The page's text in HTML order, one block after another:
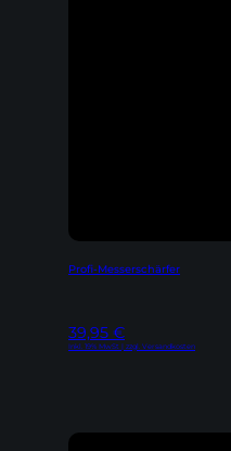
Profi-Messerschärfer
39,95 €
Inkl. 19% MwSt | zzgl. Versandkosten